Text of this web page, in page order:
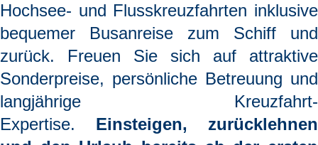
Hochsee- und Flusskreuzfahrten inklusive
bequemer Busanreise zum Schiff und
zurück. Freuen Sie sich auf attraktive
Sonderpreise, persönliche Betreuung und
langjährige Kreuzfahrt-
Expertise. Einsteigen, zurücklehnen